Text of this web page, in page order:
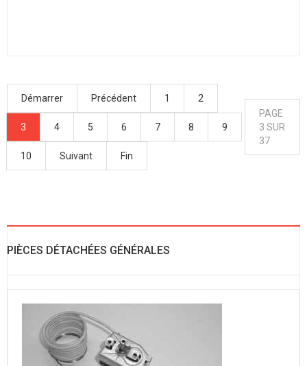
Démarrer Précédent 1 2
3 4 5 6 7 8 9
10 Suivant Fin
PAGE
3 SUR
37
PIÈCES DÉTACHÉES GÉNÉRALES